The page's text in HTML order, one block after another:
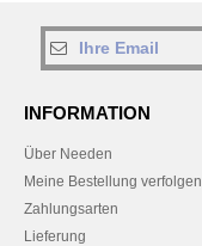
INFORMATION
Über Needen
Meine Bestellung verfolgen
Zahlungsarten
Lieferung